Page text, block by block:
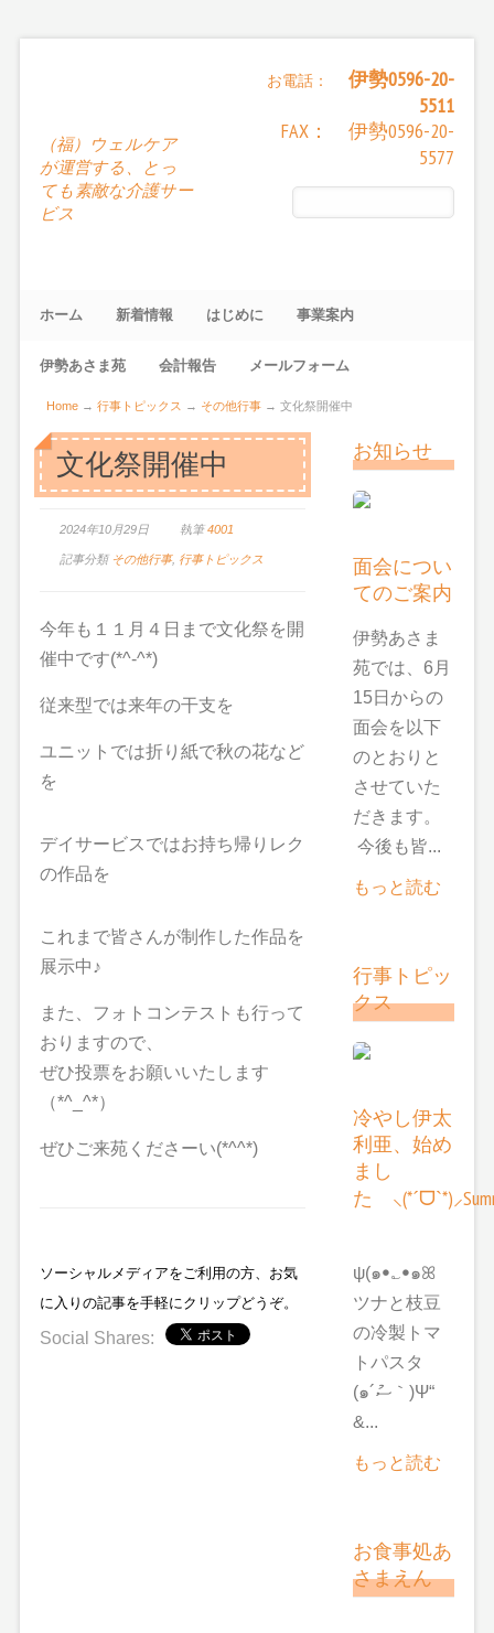
（福）ウェルケア
が運営する、とっ
ても素敵な介護サー
ビス
お電話：
伊勢0596-20-
5511
FAX： 伊勢0596-20-
5577
ホーム 新着情報 はじめに 事業案内
伊勢あさま苑 会計報告 メールフォーム
Home →行事トピックス → その他行事 →文化祭開催中
文化祭開催中
2024年10月29日 執筆4001
記事分類 その他行事, 行事トピックス
今年も１１月４日まで文化祭を開
催中です(*^-^*)
従来型では来年の干支を
ユニットでは折り紙で秋の花など
を
デイサービスではお持ち帰りレク
の作品を
これまで皆さんが制作した作品を
展示中♪
また、フォトコンテストも行って
おりますので、
ぜひ投票をお願いいたします
（*^_^*）
ぜひご来苑くださーい(*^^*)
ソーシャルメディアをご利用の方、お気
に入りの記事を手軽にクリップどうぞ。
Social Shares:
お知らせ
面会につい
てのご案内
伊勢あさま
苑では、6月
15日からの
面会を以下
のとおりと
させていた
だきます。
今後も皆...
もっと読む
行事トピッ
クス
冷やし伊太
利亜、始め
まし
た
ψ(๑ꔷ؎ꔷ๑ꕤ
ツナと枝豆
の冷製トマ
トパスタ
(๑´ސު｀)Ψ“
&...
もっと読む
お食事処あ
さまえん